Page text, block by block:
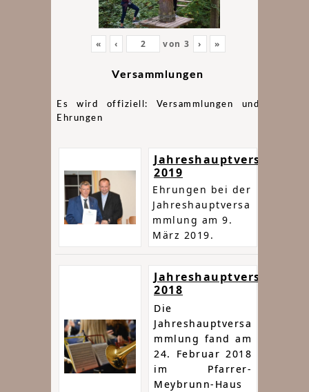
« ‹ von 3 › »
Versammlungen
Es wird offiziell: Versammlungen und
Ehrungen
2019
Ehrungen bei der
Jahreshauptversa
mmlung am 9.
März 2019.
2018
Die
Jahreshauptversa
mmlung fand am
24. Februar 2018
im Pfarrer-
Meybrunn-Haus